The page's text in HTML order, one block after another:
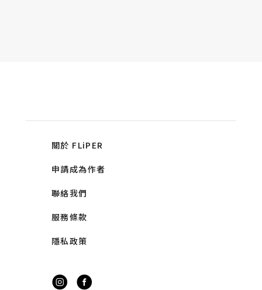
關於 FLiPER
申請成為作者
聯絡我們
服務條款
隱私政策